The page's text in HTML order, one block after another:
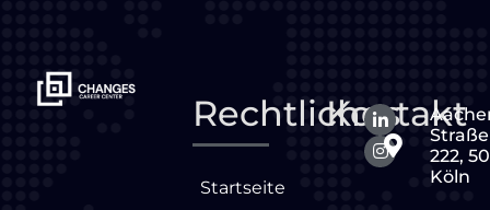
Rechtliches
Startseite
Kontakt
Straße
222,
Köln